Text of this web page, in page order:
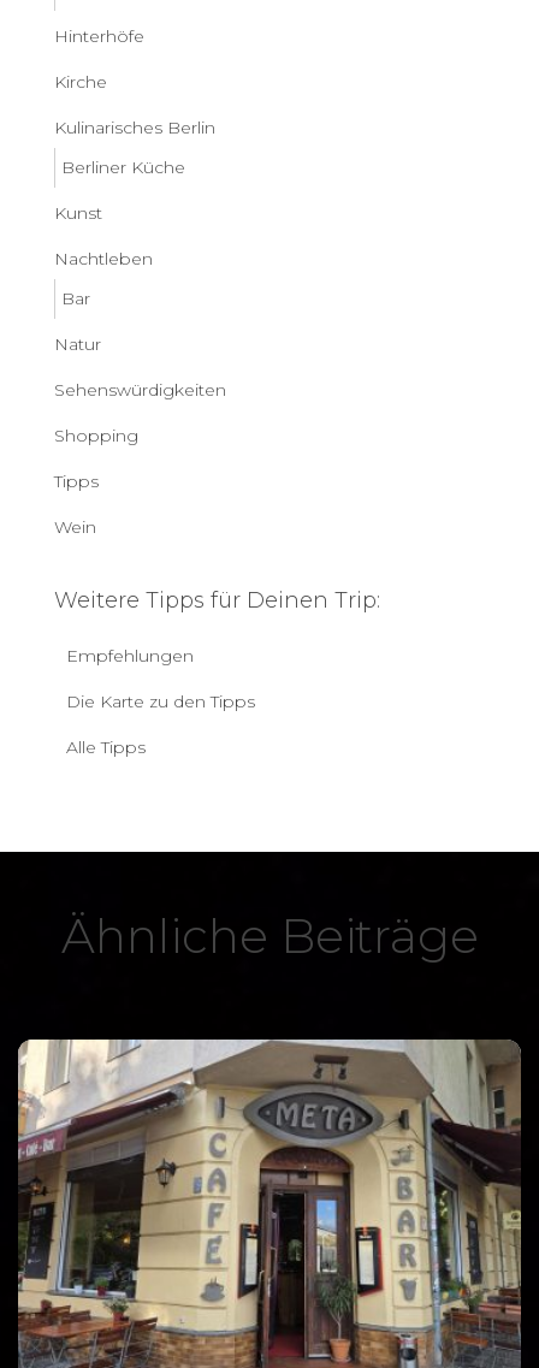
Hinterhöfe
Kirche
Kulinarisches Berlin
Berliner Küche
Kunst
Nachtleben
Bar
Natur
Sehenswürdigkeiten
Shopping
Tipps
Wein
Weitere Tipps für Deinen Trip:
Empfehlungen
Die Karte zu den Tipps
Alle Tipps
Ähnliche Beiträge